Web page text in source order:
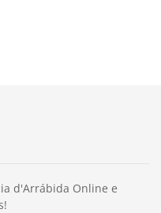
d'Arrábida Online e